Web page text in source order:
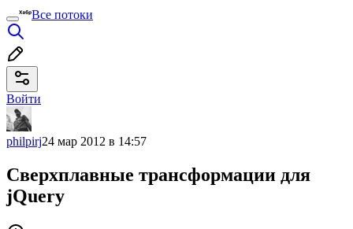
Все потоки
Войти
philpirj24 мар 2012 в 14:57
Сверхплавные трансформации для
jQuery